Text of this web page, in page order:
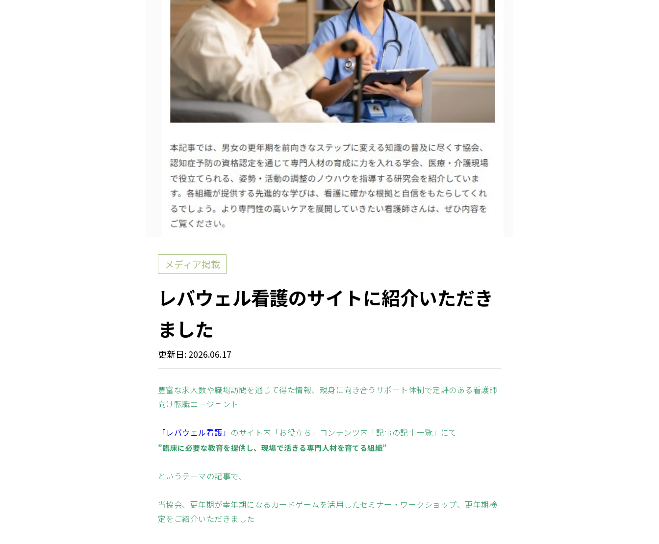
レバウェル看護のサイトに紹介いただき
ました
メディア掲載
更新日: 2026.06.17
豊富な求人数や職場訪問を通じて得た情報、親身に向き合うサポート体制で定評のある看護師
向け転職エージェント
「レバウェル看護」 のサイト内「お役立ち」コンテンツ内「記事の記事一覧」にて
”臨床に必要な教育を提供し、現場で活きる専門人材を育てる組織”
というテーマの記事で、
当協会、 更年期が幸年期になるカードゲームを活用したセミナー・ワークショップ、更年期検
定をご紹介いただきました